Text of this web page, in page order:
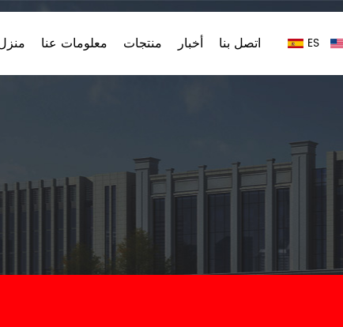
معلومات عنا منتجات أخبار اتصل بنا ES